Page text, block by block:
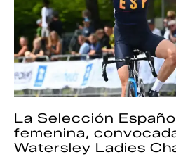
La Selección
femenina,
Watersley Ladies